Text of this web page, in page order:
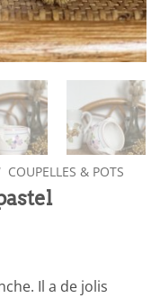
COUPELLES & POTS
Il a de jolis